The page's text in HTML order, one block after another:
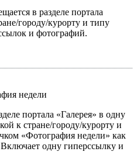
в разделе портала
городу/курорту и типу
и фотографий.
недели
портала «Галерея» в одну
к стране/городу/курорту и
«Фотография недели» как
одну гиперссылку и